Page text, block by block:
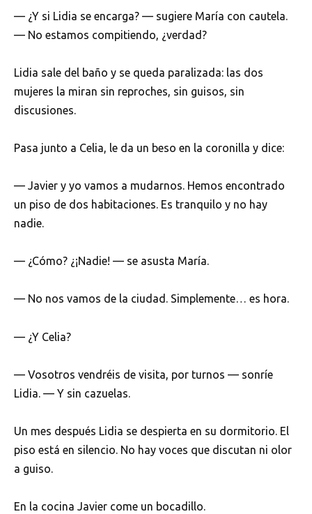
— ¿Y si Lidia se encarga? — sugiere María con cautela.
— No estamos compitiendo, ¿verdad?
Lidia sale del baño y se queda paralizada: las dos
mujeres la miran sin reproches, sin guisos, sin
discusiones.
Pasa junto a Celia, le da un beso en la coronilla y dice:
— Javier y yo vamos a mudarnos. Hemos encontrado
un piso de dos habitaciones. Es tranquilo y no hay
nadie.
— ¿Cómo? ¿¡Nadie! — se asusta María.
— No nos vamos de la ciudad. Simplemente… es hora.
— ¿Y Celia?
— Vosotros vendréis de visita, por turnos — sonríe
Lidia. — Y sin cazuelas.
Un mes después Lidia se despierta en su dormitorio. El
piso está en silencio. No hay voces que discutan ni olor
a guiso.
En la cocina Javier come un bocadillo.